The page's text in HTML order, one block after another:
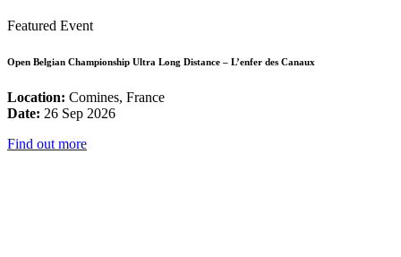
Featured Event
Open Belgian Championship Ultra Long Distance – L’enfer des Canaux
Location: Comines, France
Date: 26 Sep 2026
Find out more